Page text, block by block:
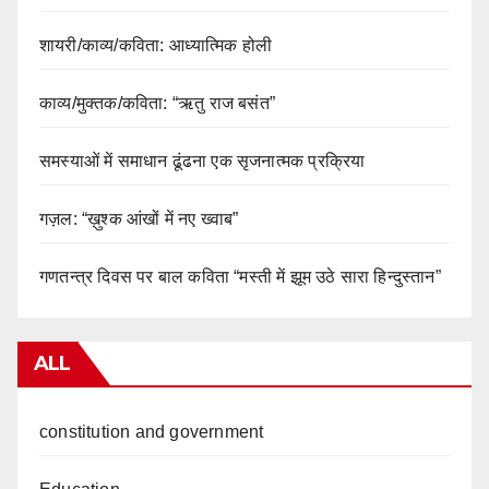
शायरी/काव्य/कविता: आध्यात्मिक होली
काव्य/मुक्तक/कविता: “ऋतु राज बसंत”
समस्याओं में समाधान ढूंढना एक सृजनात्मक प्रक्रिया
गज़ल: “ख़ुश्क आंखों में नए ख्वाब”
गणतन्त्र दिवस पर बाल कविता “मस्ती में झूम उठे सारा हिन्दुस्तान”
ALL
constitution and government